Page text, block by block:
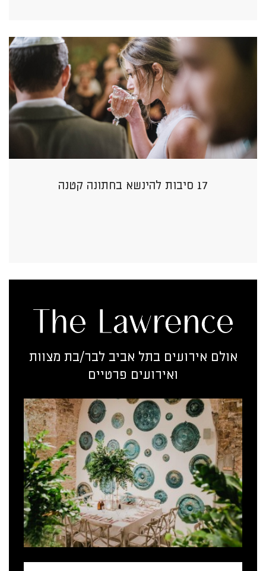
17 סיבות להינשא בחתונה קטנה
אולם אירועים בתל אביב לבר/בת מצוות
ואירועים פרטיים